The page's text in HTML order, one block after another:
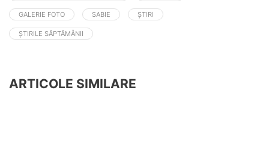
GALERIE FOTO SABIE ȘTIRI
ȘTIRILE SĂPTĂMÂNII
ARTICOLE SIMILARE